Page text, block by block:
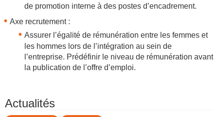
de promotion interne à des postes d’encadrement.
Axe recrutement :
Assurer l’égalité de rémunération entre les femmes et
les hommes lors de l’intégration au sein de
l’entreprise. Prédéfinir le niveau de rémunération avant
la publication de l’offre d’emploi.
Actualités